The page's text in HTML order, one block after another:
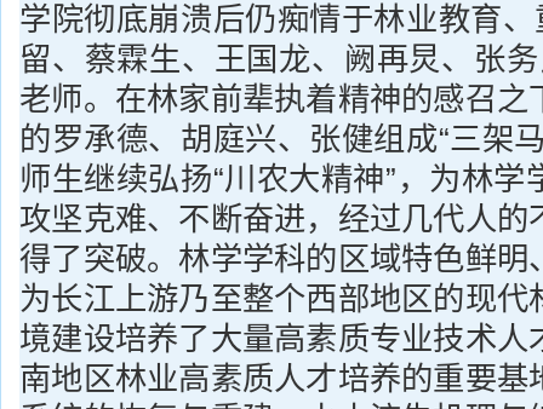
学院彻底崩溃后仍痴情于林业教育、
留、蔡霖生、王国龙、阙再炅、张
老师。在林家前辈执着精神的感召之
的罗承德、胡庭兴、张健组成“三架
师生继续弘扬“川农大精神”，为林学
攻坚克难、不断奋进，经过几代人的
得了突破。林学学科的区域特色鲜明
为长江上游乃至整个西部地区的现代
境建设培养了大量高素质专业技术人
南地区林业高素质人才培养的重要基